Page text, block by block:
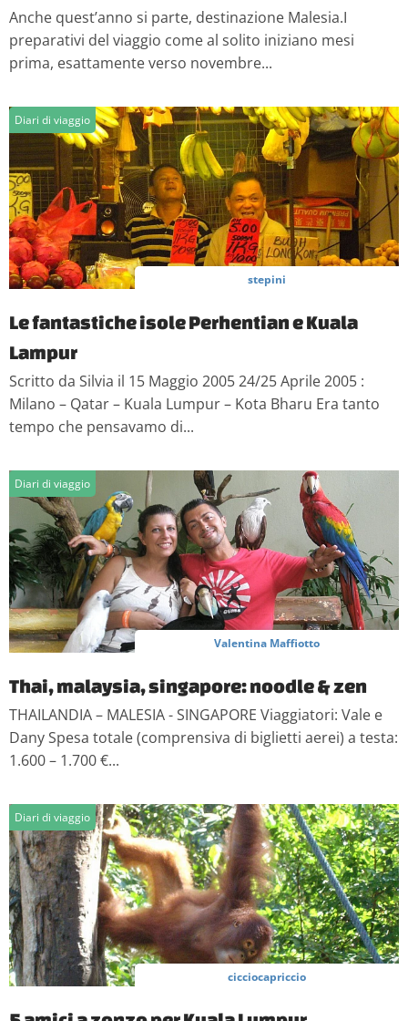
Anche quest’anno si parte, destinazione Malesia.I
preparativi del viaggio come al solito iniziano mesi
prima, esattamente verso novembre...
Diari di viaggio
stepini
Le fantastiche isole Perhentian e Kuala
Lampur
Scritto da Silvia il 15 Maggio 2005 24/25 Aprile 2005 :
Milano – Qatar – Kuala Lumpur – Kota Bharu Era tanto
tempo che pensavamo di...
Diari di viaggio
Valentina Maffiotto
Thai, malaysia, singapore: noodle & zen
THAILANDIA – MALESIA - SINGAPORE Viaggiatori: Vale e
Dany Spesa totale (comprensiva di biglietti aerei) a testa:
1.600 – 1.700 €...
Diari di viaggio
cicciocapriccio